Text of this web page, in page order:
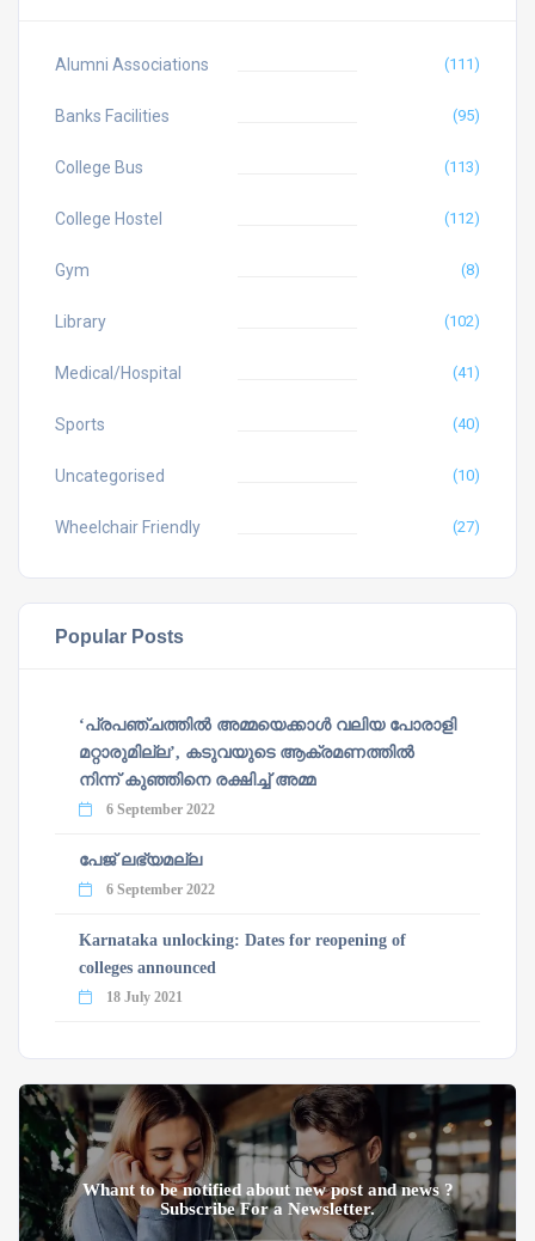
Alumni Associations (111)
Banks Facilities (95)
College Bus (113)
College Hostel (112)
Gym (8)
Library (102)
Medical/Hospital (41)
Sports (40)
Uncategorised (10)
Wheelchair Friendly (27)
Popular Posts
‘പ്രപഞ്ചത്തില്‍ അമ്മയെക്കാള്‍ വലിയ പോരാളി
മറ്റാരുമില്ല’, കടുവയുടെ ആക്രമണത്തില്‍
നിന്ന് കുഞ്ഞിനെ രക്ഷിച്ച് അമ്മ
6 September 2022
പേജ് ലഭ്യമല്ല
6 September 2022
Karnataka unlocking: Dates for reopening of
colleges announced
18 July 2021
Whant to be notified about new post and news ?
Subscribe For a Newsletter.